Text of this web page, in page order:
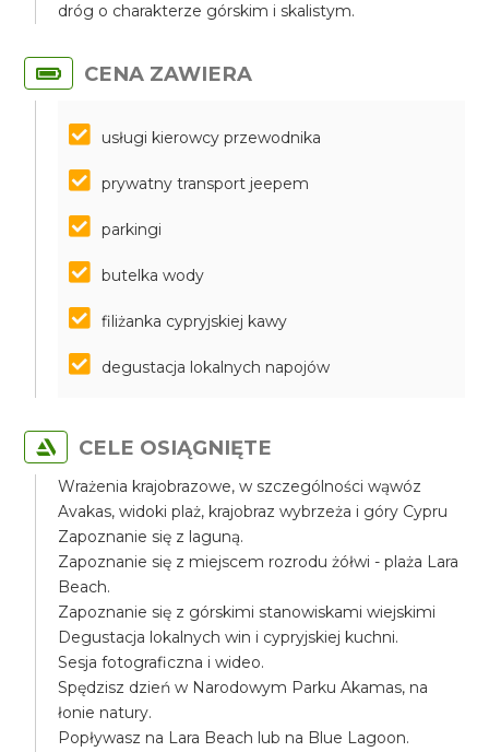
dróg o charakterze górskim i skalistym.
CENA ZAWIERA
usługi kierowcy przewodnika
prywatny transport jeepem
parkingi
butelka wody
filiżanka cypryjskiej kawy
degustacja lokalnych napojów
CELE OSIĄGNIĘTE
Wrażenia krajobrazowe, w szczególności wąwóz
Avakas, widoki plaż, krajobraz wybrzeża i góry Cypru
Zapoznanie się z laguną.
Zapoznanie się z miejscem rozrodu żółwi - plaża Lara
Beach.
Zapoznanie się z górskimi stanowiskami wiejskimi
Degustacja lokalnych win i cypryjskiej kuchni.
Sesja fotograficzna i wideo.
Spędzisz dzień w Narodowym Parku Akamas, na
łonie natury.
Popływasz na Lara Beach lub na Blue Lagoon.